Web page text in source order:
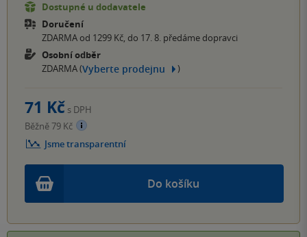
Dostupné u dodavatele
Doručení
ZDARMA od 1299 Kč, do 17. 8. předáme dopravci
Osobní odběr
ZDARMA (Vyberte prodejnu )
Do košíku
71 Kč s DPH
Běžně 79 Kč
Jsme transparentní